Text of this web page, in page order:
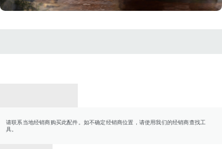
请联系当地经销商购买此配件。如不确定经销商位置，请使用我们的经销商查找工
具。